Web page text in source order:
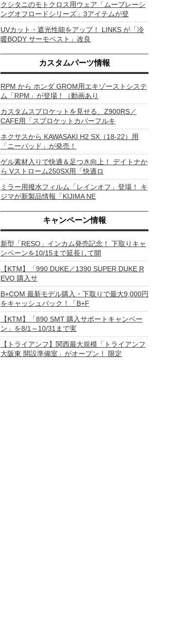
クシタニのモトクロス用ウェア「ムーブレーシ
ングオフロードシリーズ」3アイテムが登
UVカット・遮光性能をアップ！ LINKS が「冷
暖BODY サーモベスト」改良
カスタムパーツ情報
RPM から ホンダ GROM用エキゾーストシステ
ム「RPM」が登場！（動画あり
カスタムスプロケットを見せる、Z900RS／
CAFE用「スプロケットカバーフルキ
ネクサスから KAWASAKI H2 SX（18-22）用
「ニーパッド」が発売！
ゲル素材入りで快適＆足つき向上！ デイトナか
ら Vストローム250SX用「快適ロ
ミラー用撥水フィルム「レインオフ」登場！ キ
ジマが新製品情報「KIJIMA NE
キャンペーン情報
新型「RESO」インカム発売記念！ 下取りキャ
ンペーンを10/15まで延長して開
【KTM】「990 DUKE／1390 SUPER DUKE R
EVO 購入サ
B+COM 最新モデル購入・下取りで最大9,000円
をキャッシュバック！「B+F
【KTM】「890 SMT 購入サポートキャンペー
ン」を8/1～10/31まで実
【トライアンフ】関西最大規模「トライアンフ
大阪東 開設準備室」がオープン！ 限定